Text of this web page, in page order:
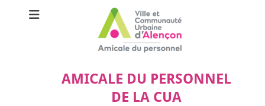
AMICALE DU PERSONNEL
DE LA CUA